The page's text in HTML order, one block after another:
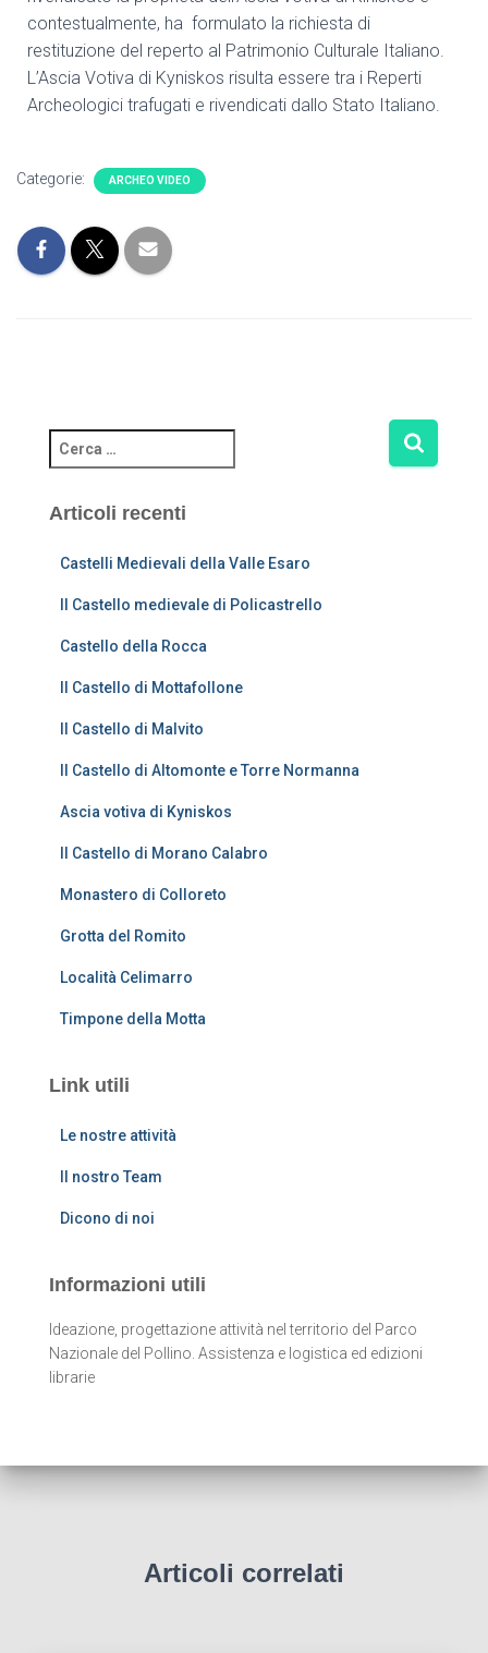
contestualmente, ha formulato la richiesta di
restituzione del reperto al Patrimonio Culturale Italiano.
L’Ascia Votiva di Kyniskos risulta essere tra i Reperti
Archeologici trafugati e rivendicati dallo Stato Italiano.
Categorie: ARCHEO VIDEO
Articoli recenti
Castelli Medievali della Valle Esaro
Il Castello medievale di Policastrello
Castello della Rocca
Il Castello di Mottafollone
Il Castello di Malvito
Il Castello di Altomonte e Torre Normanna
Ascia votiva di Kyniskos
Il Castello di Morano Calabro
Monastero di Colloreto
Grotta del Romito
Località Celimarro
Timpone della Motta
Link utili
Le nostre attività
Il nostro Team
Dicono di noi
Informazioni utili
Ideazione, progettazione attività nel territorio del Parco
Nazionale del Pollino. Assistenza e logistica ed edizioni
librarie
Articoli correlati